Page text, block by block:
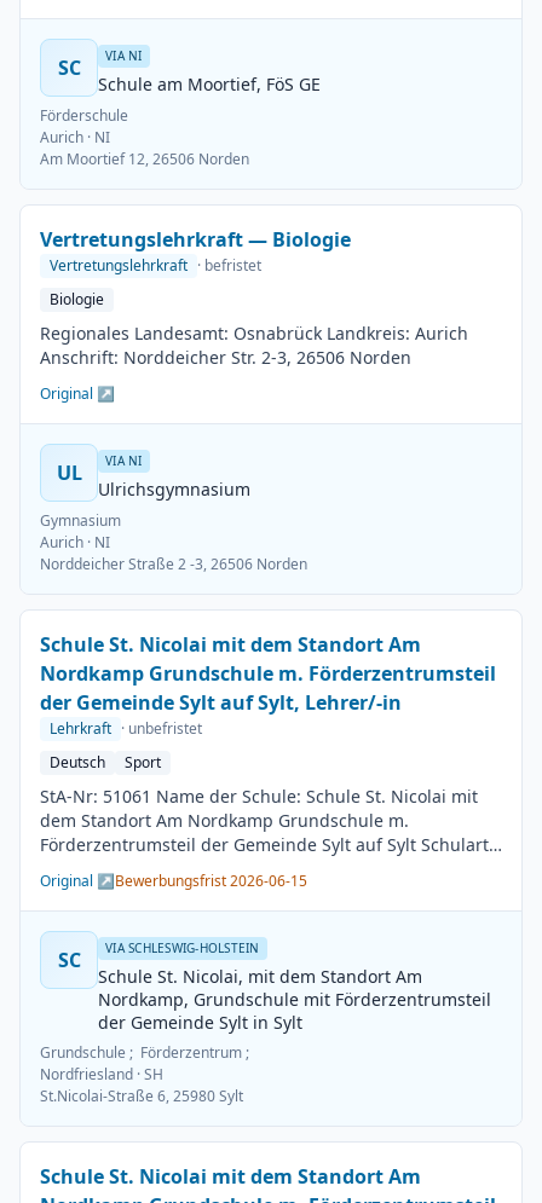
SC VIA NI
Schule am Moortief, FöS GE
Förderschule
Aurich · NI
Am Moortief 12, 26506 Norden
Vertretungslehrkraft — Biologie
Vertretungslehrkraft · befristet
Biologie
Regionales Landesamt: Osnabrück Landkreis: Aurich
Anschrift: Norddeicher Str. 2-3, 26506 Norden
Original ↗
UL VIA NI
Ulrichsgymnasium
Gymnasium
Aurich · NI
Norddeicher Straße 2 -3, 26506 Norden
Schule St. Nicolai mit dem Standort Am
Nordkamp Grundschule m. Förderzentrumsteil
der Gemeinde Sylt auf Sylt, Lehrer/-in
Lehrkraft · unbefristet
Deutsch
Sport
StA-Nr: 51061 Name der Schule: Schule St. Nicolai mit
dem Standort Am Nordkamp Grundschule m.
Förderzentrumsteil der Gemeinde Sylt auf Sylt Schulart:
Grundschule Kreis / Kreisfreie Stadt: Nordfriesland
BesGr / EntGr: Besoldungsgruppe A13 1. Fach: Deutsch
2. Fach: Sport Beschäftigungsdauer: Unbefristet
Arbeitsumfang: Teilzeit möglich Besetzungstermin:
01.08.2026 Bewerbungsschluss: 15.06.2026
Veröffentlichung: 01.06.2026
Original ↗Bewerbungsfrist 2026-06-15
SC VIA SCHLESWIG-HOLSTEIN
Schule St. Nicolai, mit dem Standort Am
Nordkamp, Grundschule mit Förderzentrumsteil
der Gemeinde Sylt in Sylt
Grundschule ; Förderzentrum ;
Nordfriesland · SH
St.Nicolai-Straße 6, 25980 Sylt
Schule St. Nicolai mit dem Standort Am